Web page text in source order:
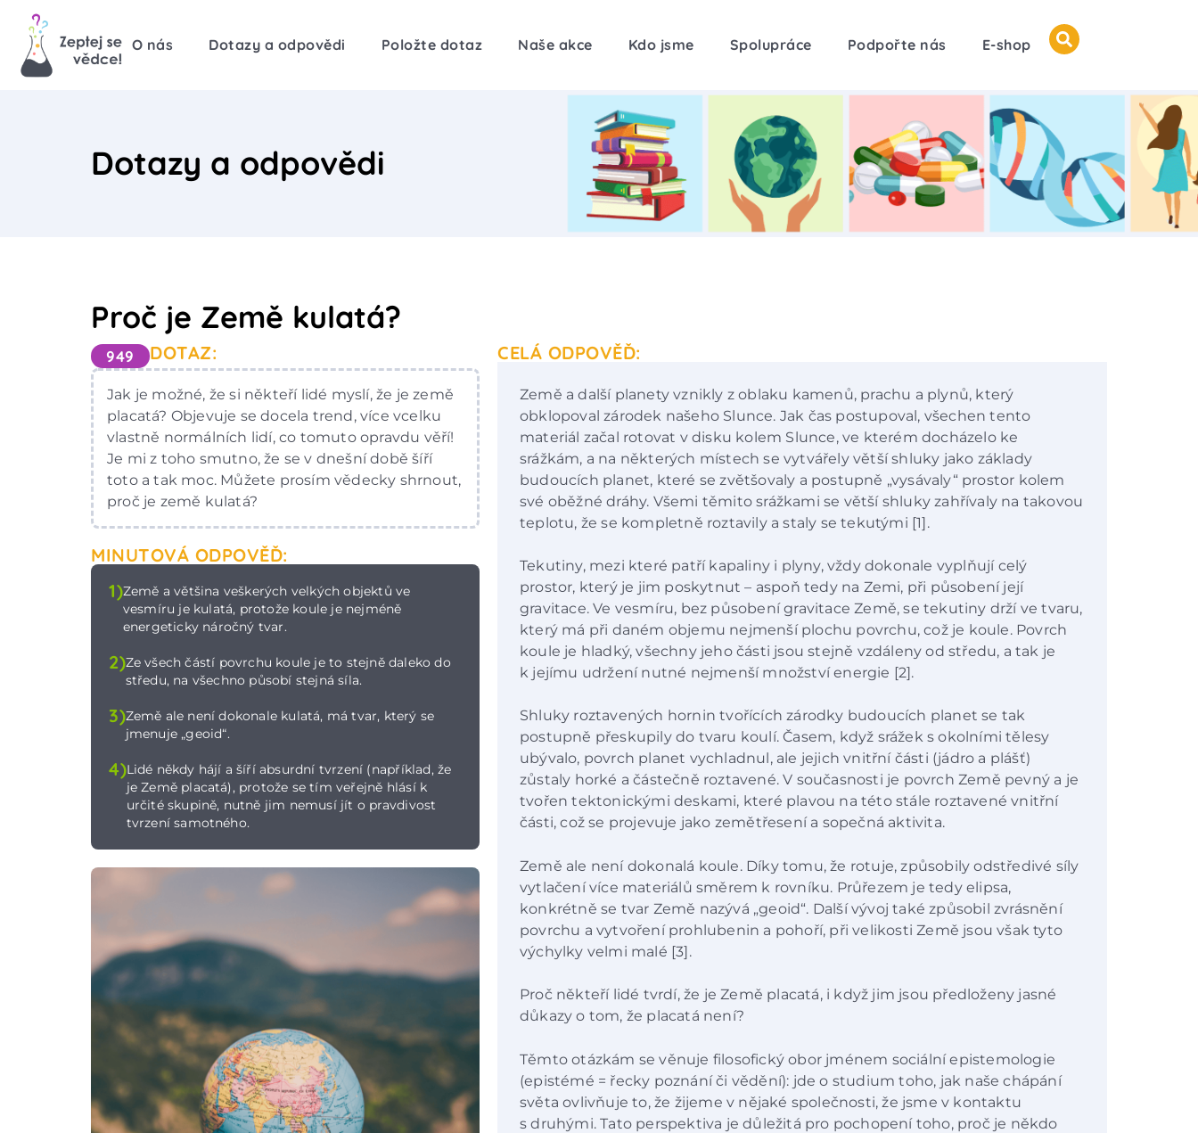
O nás Dotazy a odpovědi Položte dotaz Naše akce Kdo jsme Spolupráce Podpořte nás E-shop
Dotazy a odpovědi
Proč je Země kulatá?
949 DOTAZ:
Jak je možné, že si někteří lidé myslí, že je země
placatá? Objevuje se docela trend, více vcelku
vlastně normálních lidí, co tomuto opravdu věří!
Je mi z toho smutno, že se v dnešní době šíří
toto a tak moc. Můžete prosím vědecky shrnout,
proč je země kulatá?
MINUTOVÁ ODPOVĚĎ:
1)Země a většina veškerých velkých objektů ve
vesmíru je kulatá, protože koule je nejméně
energeticky náročný tvar.
2)Ze všech částí povrchu koule je to stejně daleko do
středu, na všechno působí stejná síla.
3)Země ale není dokonale kulatá, má tvar, který se
jmenuje „geoid“.
4)Lidé někdy hájí a šíří absurdní tvrzení (například, že
je Země placatá), protože se tím veřejně hlásí k
určité skupině, nutně jim nemusí jít o pravdivost
tvrzení samotného.
CELÁ ODPOVĚĎ:
Země a další planety vznikly z oblaku kamenů, prachu a plynů, který
obklopoval zárodek našeho Slunce. Jak čas postupoval, všechen tento
materiál začal rotovat v disku kolem Slunce, ve kterém docházelo ke
srážkám, a na některých místech se vytvářely větší shluky jako základy
budoucích planet, které se zvětšovaly a postupně „vysávaly“ prostor kolem
své oběžné dráhy. Všemi těmito srážkami se větší shluky zahřívaly na takovou
teplotu, že se kompletně roztavily a staly se tekutými [1].
Tekutiny, mezi které patří kapaliny i plyny, vždy dokonale vyplňují celý
prostor, který je jim poskytnut – aspoň tedy na Zemi, při působení její
gravitace. Ve vesmíru, bez působení gravitace Země, se tekutiny drží ve tvaru,
který má při daném objemu nejmenší plochu povrchu, což je koule. Povrch
koule je hladký, všechny jeho části jsou stejně vzdáleny od středu, a tak je
k jejímu udržení nutné nejmenší množství energie [2].
Shluky roztavených hornin tvořících zárodky budoucích planet se tak
postupně přeskupily do tvaru koulí. Časem, když srážek s okolními tělesy
ubývalo, povrch planet vychladnul, ale jejich vnitřní části (jádro a plášť)
zůstaly horké a částečně roztavené. V současnosti je povrch Země pevný a je
tvořen tektonickými deskami, které plavou na této stále roztavené vnitřní
části, což se projevuje jako zemětřesení a sopečná aktivita.
Země ale není dokonalá koule. Díky tomu, že rotuje, způsobily odstředivé síly
vytlačení více materiálů směrem k rovníku. Průřezem je tedy elipsa,
konkrétně se tvar Země nazývá „geoid“. Další vývoj také způsobil zvrásnění
povrchu a vytvoření prohlubenin a pohoří, při velikosti Země jsou však tyto
výchylky velmi malé [3].
Proč někteří lidé tvrdí, že je Země placatá, i když jim jsou předloženy jasné
důkazy o tom, že placatá není?
Těmto otázkám se věnuje filosofický obor jménem sociální epistemologie
(epistémé = řecky poznání či vědění): jde o studium toho, jak naše chápání
světa ovlivňuje to, že žijeme v nějaké společnosti, že jsme v kontaktu
s druhými. Tato perspektiva je důležitá pro pochopení toho, proč je někdo